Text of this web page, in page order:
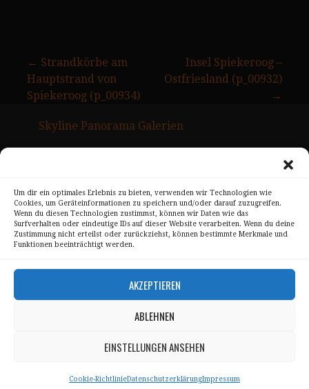
Um dir ein optimales Erlebnis zu bieten, verwenden wir Technologien wie
Cookies, um Geräteinformationen zu speichern und/oder darauf zuzugreifen.
Wenn du diesen Technologien zustimmst, können wir Daten wie das
Surfverhalten oder eindeutige IDs auf dieser Website verarbeiten. Wenn du deine
Zustimmung nicht erteilst oder zurückziehst, können bestimmte Merkmale und
Funktionen beeinträchtigt werden.
AKZEPTIEREN
ABLEHNEN
EINSTELLUNGEN ANSEHEN
Cookie-RichtlinieDatenschutzerklärungImpressum
Beitragsnavigation
← Strandkörbe am
Hauptstrand von
Spiekeroog (p_00934)
Insel Spiekeroog –
Ostfriesland (p_00932)
→
Skyline Panorama Galerien
Kontakt
Alle Bilder unterliegen dem Urheberrecht von
All pictures © 2008 – 2026 by